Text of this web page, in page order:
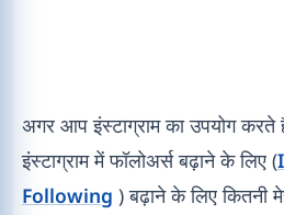
अगर आप इंस्टाग्राम का उपयोग करते
इंस्टाग्राम में फॉलोअर्स बढ़ाने के लिए (
Following ) बढ़ाने के लिए कितनी